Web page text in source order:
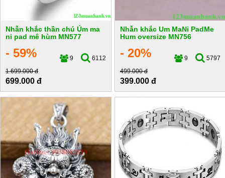
Nhẫn khắc thần chú Úm ma
ni pad mê hùm MN577
- 59% 9
6112
1.699.000 đ
699.000 đ
Nhẫn khắc Um MaNi PadMe
Hum oversize MN756
- 20% 9
5797
499.000 đ
399.000 đ